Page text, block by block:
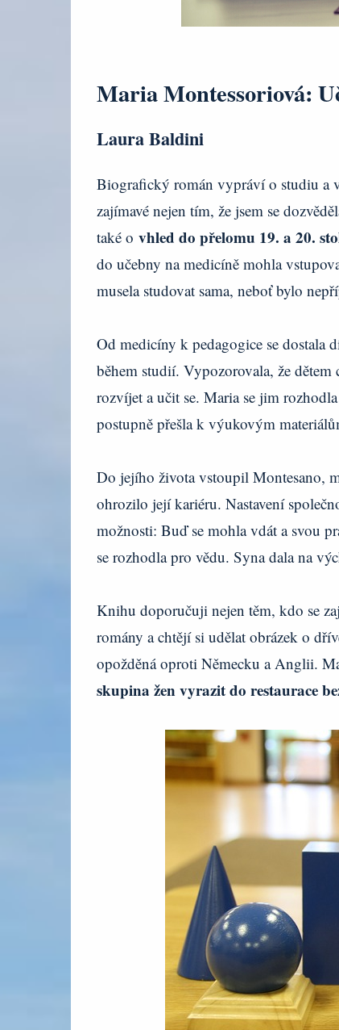
Maria Montessoriová:
Laura Baldini
Biografický román vypráví o studiu a
zajímavé nejen tím, že jsem se
také o vhled do přelomu 19. a 20.
do učebny na medicíně mohla
musela studovat sama, neboť bylo
Od medicíny k pedagogice se dostala
během studií. Vypozorovala, že
rozvíjet a učit se. Maria se jim
postupně přešla k výukovým
Do jejího života vstoupil Montesano,
ohrozilo její kariéru. Nastavení
možnosti: Buď se mohla vdát a svou
se rozhodla pro vědu. Syna dala na
Knihu doporučuji nejen těm, kdo se
romány a chtějí si udělat obrázek o
opožděná oproti Německu a Anglii.
skupina žen vyrazit do restaurace